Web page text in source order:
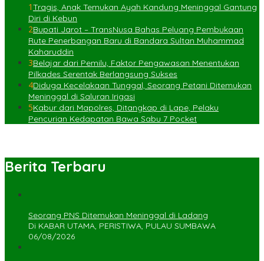
1Tragis, Anak Temukan Ayah Kandung Meninggal Gantung
Diri di Kebun
2Bupati Jarot – TransNusa Bahas Peluang Pembukaan
Rute Penerbangan Baru di Bandara Sultan Muhammad
Kaharuddin
3Belajar dari Pemilu, Faktor Pengawasan Menentukan
Pilkades Serentak Berlangsung Sukses
4Diduga Kecelakaan Tunggal, Seorang Petani Ditemukan
Meninggal di Saluran Irigasi
5Kabur dari Mapolres, Ditangkap di Lape, Pelaku
Pencurian Kedapatan Bawa Sabu 7 Pocket
Berita Terbaru
Seorang PNS Ditemukan Meninggal di Ladang
Di KABAR UTAMA, PERISTIWA, PULAU SUMBAWA
06/08/2026